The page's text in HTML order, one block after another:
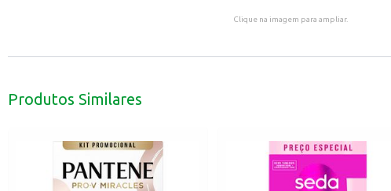
Clique na imagem para ampliar.
Produtos Similares